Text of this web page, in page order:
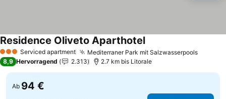
3 SterneServiced apartment Mediterraner Park mit SalzwasserpoolsPreise
Residence Oliveto AparthotelPreise sehen
8,9 Hervorragend 2.313 2.7 km bis Litorale
Ab 94 €